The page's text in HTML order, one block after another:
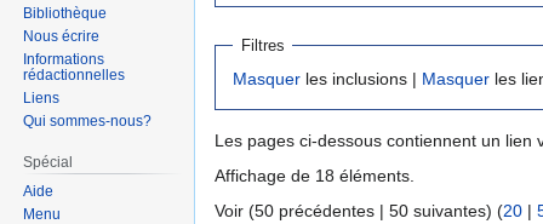
Filtres
Masquer les inclusions | Masquer les
Les pages ci-dessous contiennent un lien
Affichage de 18 éléments.
Voir (50 précédentes | 50 suivantes) (20 |
Bibliothèque
Nous écrire
Informations
rédactionnelles
Liens
Qui sommes-nous?
Spécial
Aide
Menu